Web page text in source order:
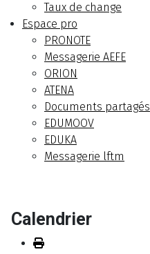
Taux de change
Espace pro
PRONOTE
Messagerie AEFE
ORION
ATENA
Documents partagés
EDUMOOV
EDUKA
Messagerie lftm
Calendrier